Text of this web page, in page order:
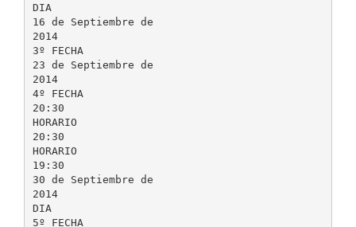
DIA
16 de Septiembre de
2014
3º FECHA
23 de Septiembre de
2014
4º FECHA
20:30
HORARIO
20:30
HORARIO
19:30
30 de Septiembre de
2014
DIA
5º FECHA